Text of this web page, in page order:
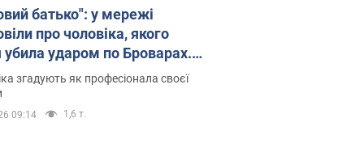
батько": у мережі
про чоловіка, якого
убила ударом по Броварах.
згадують як професіонала своєї
09:14 1,6 т.